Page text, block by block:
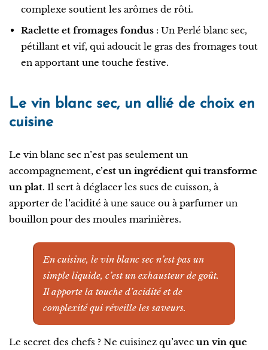
complexe soutient les arômes de rôti.
Raclette et fromages fondus : Un Perlé blanc sec,
pétillant et vif, qui adoucit le gras des fromages tout
en apportant une touche festive.
Le vin blanc sec, un allié de choix en
cuisine
Le vin blanc sec n’est pas seulement un
accompagnement, c’est un ingrédient qui transforme
un plat. Il sert à déglacer les sucs de cuisson, à
apporter de l’acidité à une sauce ou à parfumer un
bouillon pour des moules marinières.
En cuisine, le vin blanc sec n’est pas un
simple liquide, c’est un exhausteur de goût.
Il apporte la touche d’acidité et de
complexité qui réveille les saveurs.
Le secret des chefs ? Ne cuisinez qu’avec un vin que